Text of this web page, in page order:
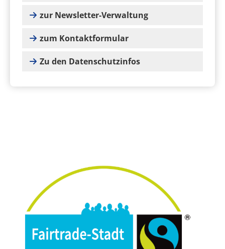
zur Newsletter-Verwaltung
zum Kontaktformular
Zu den Datenschutzinfos